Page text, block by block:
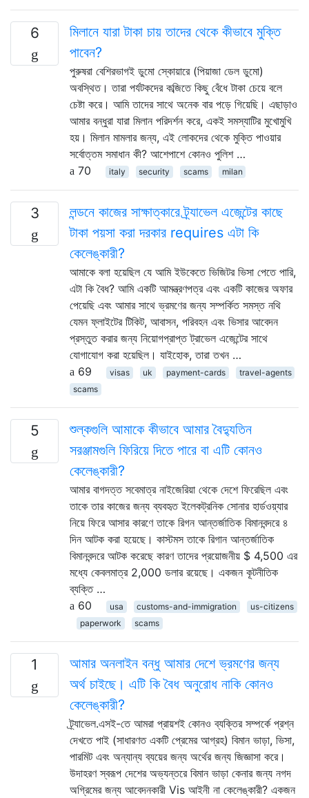
6
মিলানে যারা টাকা চায় তাদের থেকে কীভাবে মুক্তি
পাবেন?
পুরুষরা বেশিরভাগই ডুমো স্কোয়ারে (পিয়াজা ডেল ডুমো)
অবস্থিত। তারা পর্যটকদের কব্জিতে কিছু বেঁধে টাকা চেয়ে বলে
চেষ্টা করে। আমি তাদের সাথে অনেক বার পড়ে গিয়েছি। এছাড়াও
আমার বন্ধুরা যারা মিলান পরিদর্শন করে, একই সমস্যাটির মুখোমুখি
হয়। মিলান মামলার জন্য, এই লোকদের থেকে মুক্তি পাওয়ার
সর্বোত্তম সমাধান কী? আশেপাশে কোনও পুলিশ …
70
italy security scams milan
3
লন্ডনে কাজের সাক্ষাত্কারে ট্র্যাভেল এজেন্টের কাছে
টাকা পয়সা করা দরকার requires এটা কি
কেলেঙ্কারী?
আমাকে বলা হয়েছিল যে আমি ইউকেতে ভিজিটর ভিসা পেতে পারি,
এটা কি বৈধ? আমি একটি আমন্ত্রণপত্র এবং একটি কাজের অফার
পেয়েছি এবং আমার সাথে ভ্রমণের জন্য সম্পর্কিত সমস্ত নথি
যেমন ফ্লাইটের টিকিট, আবাসন, পরিবহন এবং ভিসার আবেদন
প্রস্তুত করার জন্য নিয়োগপ্রাপ্ত ট্রাভেল এজেন্টের সাথে
যোগাযোগ করা হয়েছিল। যাইহোক, তারা তখন …
69
visas uk payment-cards
travel-agents
scams
5
শুল্কগুলি আমাকে কীভাবে আমার বৈদ্যুতিন
সরঞ্জামগুলি ফিরিয়ে দিতে পারে বা এটি কোনও
কেলেঙ্কারী?
আমার বাগদত্ত সবেমাত্র নাইজেরিয়া থেকে দেশে ফিরেছিল এবং
তাকে তার কাজের জন্য ব্যবহৃত ইলেকট্রনিক সোনার হার্ডওয়্যার
নিয়ে ফিরে আসার কারণে তাকে রিগন আন্তর্জাতিক বিমানবন্দরে ৪
দিন আটক করা হয়েছে। কাস্টমস তাকে রিগান আন্তর্জাতিক
বিমানবন্দরে আটক করেছে কারণ তাদের প্রয়োজনীয় $ 4,500 এর
মধ্যে কেবলমাত্র 2,000 ডলার রয়েছে। একজন কূটনীতিক
ব্যক্তি …
60
usa customs-and-immigration
us-citizens
paperwork
scams
1
আমার অনলাইন বন্ধু আমার দেশে ভ্রমণের জন্য
অর্থ চাইছে। এটি কি বৈধ অনুরোধ নাকি কোনও
কেলেঙ্কারী?
ট্র্যাভেল.এসই-তে আমরা প্রায়শই কোনও ব্যক্তির সম্পর্কে প্রশ্ন
দেখতে পাই (সাধারণত একটি প্রেমের আগ্রহ) বিমান ভাড়া, ভিসা,
পারমিট এবং অন্যান্য ব্যয়ের জন্য অর্থের জন্য জিজ্ঞাসা করে।
উদাহরণ স্বরূপ দেশের অভ্যন্তরে বিমান ভাড়া কেনার জন্য নগদ
অগ্রিমের জন্য আবেদনকারী Vis আইনী না কেলেঙ্কারী? একজন